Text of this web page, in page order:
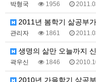
박형국 1956
2011년 봄학기 삶공부
관리자 1861
생명의 삶만 오늘까지
곽우신 1846
2010년 가을학기 삶공